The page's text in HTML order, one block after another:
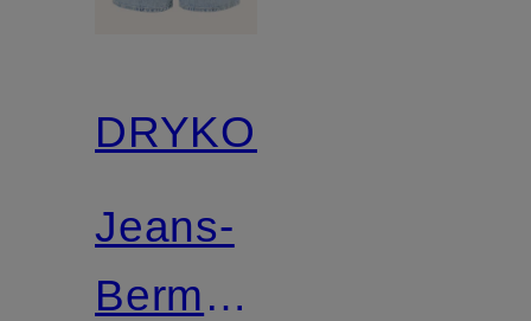
DRYKORN
Jeans-
Bermudas